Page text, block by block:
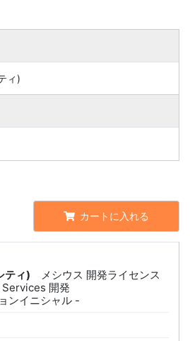
ィ)
カートに入れる
ティ)
メシウス 開発ライセンス
開発
ンイニシャル -